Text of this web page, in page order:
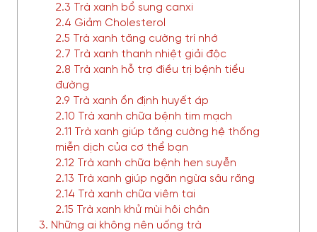
2.3 Trà xanh bổ sung canxi
2.4 Giảm Cholesterol
2.5 Trà xanh tăng cường trí nhớ
2.7 Trà xanh thanh nhiệt giải độc
2.8 Trà xanh hỗ trợ điều trị bệnh tiểu
đường
2.9 Trà xanh ổn định huyết áp
2.10 Trà xanh chữa bệnh tim mạch
2.11 Trà xanh giúp tăng cường hệ thống
miễn dịch của cơ thể bạn
2.12 Trà xanh chữa bệnh hen suyễn
2.13 Trà xanh giúp ngăn ngừa sâu răng
2.14 Trà xanh chữa viêm tai
2.15 Trà xanh khử mùi hôi chân
3. Những ai không nên uống trà